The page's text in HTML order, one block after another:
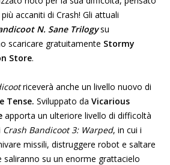
accaniti di Crash! Gli attuali
N. Sane Trilogysu
scaricare gratuitamente Stormy
Store.
riceverà anche un livello nuovo di
Tense. Sviluppato da Vicarious
apporta un ulteriore livello di difficoltà
Crash Bandicoot 3: Warped, in cui i
missili, distruggere robot e saltare
saliranno su un enorme grattacielo